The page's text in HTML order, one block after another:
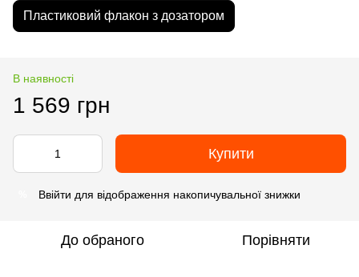
Пластиковий флакон з дозатором
В наявності
1 569 грн
Купити
Ввійти для відображення накопичувальної знижки
До обраного Порівняти